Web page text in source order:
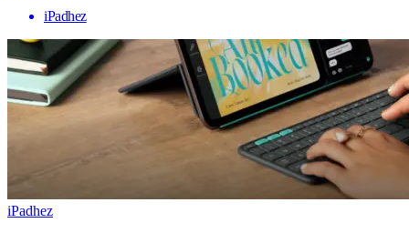
iPadhez
iPadhez